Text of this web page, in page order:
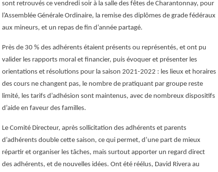
sont retrouvés ce vendredi soir à la salle des fêtes de Charantonnay, pour
l’Assemblée Générale Ordinaire, la remise des diplômes de grade fédéraux
aux mineurs, et un repas de fin d’année partagé.
Près de 30 % des adhérents étaient présents ou représentés, et ont pu
valider les rapports moral et financier, puis évoquer et présenter les
orientations et résolutions pour la saison 2021-2022 : les lieux et horaires
des cours ne changent pas, le nombre de pratiquant par groupe reste
limité, les tarifs d’adhésion sont maintenus, avec de nombreux dispositifs
d’aide en faveur des familles.
Le Comité Directeur, après sollicitation des adhérents et parents
d’adhérents double cette saison, ce qui permet, d’une part de mieux
répartir et organiser les tâches, mais surtout apporter un regard direct
des adhérents, et de nouvelles idées. Ont été réélus, David Rivera au